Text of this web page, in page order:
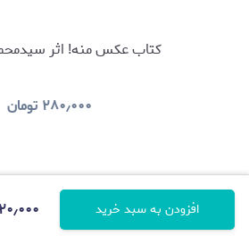
افزودن به سبد خرید ۲۰٫۰۰۰
کتاب عکس منه! اثر
۲۸۰٫۰۰۰ تومان